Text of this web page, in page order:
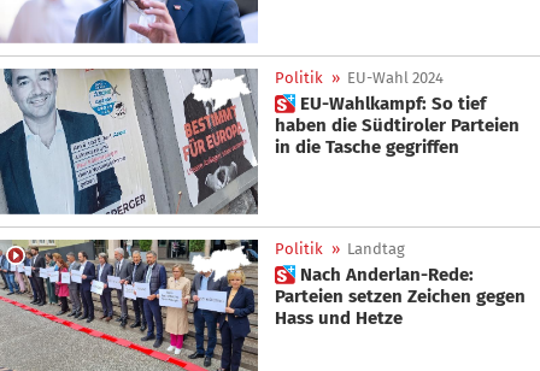
Politik » EU-Wahl 2024
 EU-Wahlkampf: So tief
haben die Südtiroler Parteien
in die Tasche gegriffen
Politik » Landtag
 Nach Anderlan-Rede:
Parteien setzen Zeichen gegen
Hass und Hetze